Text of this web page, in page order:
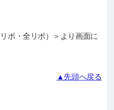
ボ・全リボ）＞より画面に
▲先頭へ戻る